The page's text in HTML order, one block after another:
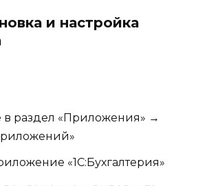
и настройка
раздел «Приложения» →
«1С:Бухгалтерия»